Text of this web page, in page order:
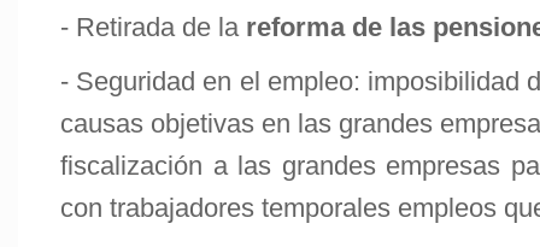
- Retirada de la reforma de las
- Seguridad en el empleo: imposibilidad
causas objetivas en las grandes
fiscalización a las grandes empresas
con trabajadores temporales empleos